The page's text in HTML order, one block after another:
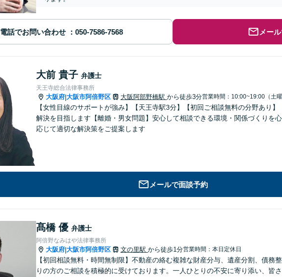
電話でお問い合わせ メー
大前 貴子 弁護士
天王寺総合法律事務所
大阪府|大阪市阿倍野区 大阪阿部野橋駅 から徒歩3分営業時間：10:00~19:00（土曜
【女性目線のサポートが強み】【天王寺駅3分】【初回ご相談無料の分野あり
解決を目指します【離婚・男女問題】安心して相談できる環境・関係づくりを
応じて適切な解決策をご提案します
メールで面談予約
髙橋 優 弁護士
阿倍野なみはや法律事務所
大阪府|大阪市阿倍野区 文の里駅 から徒歩1分営業時間：本日定休日
【初回相談無料・時間無制限】不動産の絡む複雑な財産分与、遺産分割、債務
りの方のご相談を積極的に受けております。一人ひとりの不安に寄り添い、皆